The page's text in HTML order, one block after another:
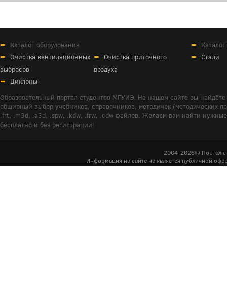
Каталог оборудования
Очистка вентиляционных
выбросов
Очистка приточного
воздуха
Циклоны
Стали
Образовательный портал студентов МГУИЭ. На нашем сайте вы
обширный выбор учебников, справочников, методичек (методических
.frt, .m3d, .a3d, .spw, .kdw, .frw, .cdw файлов. Желаем вам найти
бесплатно и без регистрации!
2004-2026© Портал
Информация на сайте не является публичной